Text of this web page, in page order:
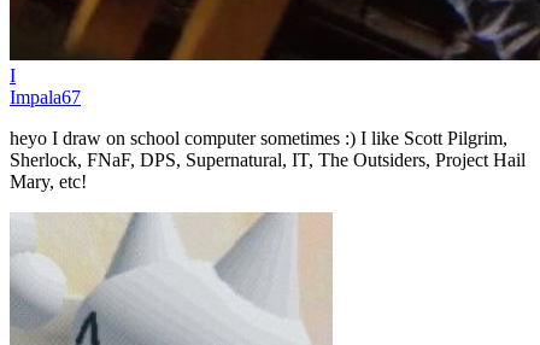
I
Impala67
heyo I draw on school computer sometimes :) I like Scott Pilgrim,
Sherlock, FNaF, DPS, Supernatural, IT, The Outsiders, Project Hail
Mary, etc!